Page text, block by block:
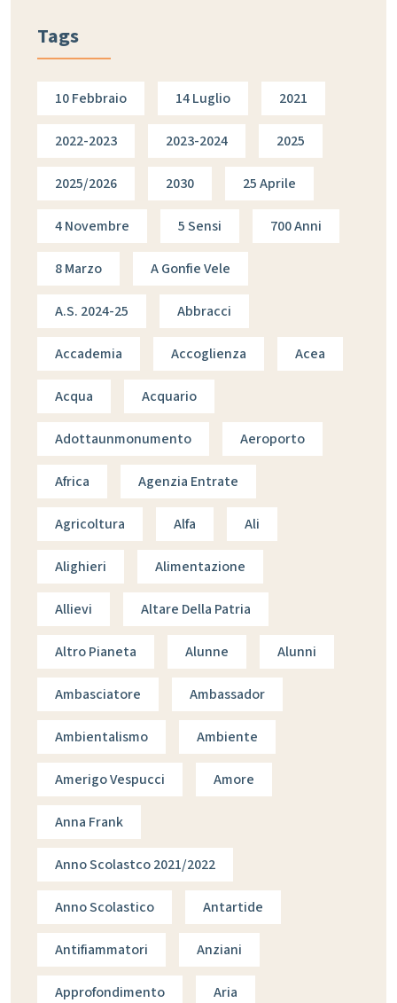
Tags
10 Febbraio 14 Luglio 2021
2022-2023 2023-2024 2025
2025/2026 2030 25 Aprile
4 Novembre 5 Sensi 700 Anni
8 Marzo A Gonfie Vele
A.s. 2024-25 Abbracci
Accademia Accoglienza Acea
Acqua Acquario
Adottaunmonumento Aeroporto
Africa Agenzia Entrate
Agricoltura Alfa Ali
Alighieri Alimentazione
Allievi Altare Della Patria
Altro Pianeta Alunne Alunni
Ambasciatore Ambassador
Ambientalismo Ambiente
Amerigo Vespucci Amore
Anna Frank
Anno Scolastco 2021/2022
Anno Scolastico Antartide
Antifiammatori Anziani
Approfondimento Aria